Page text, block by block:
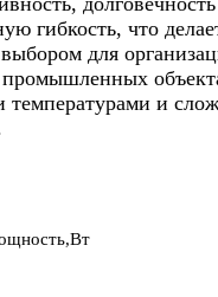
гибкость, что
для
и